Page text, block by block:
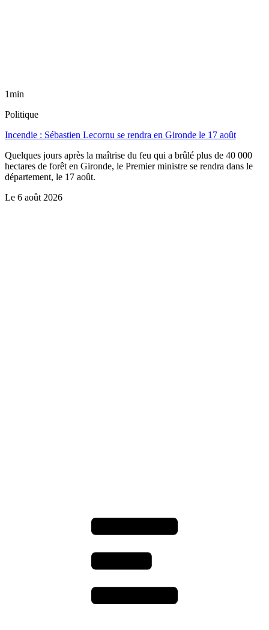
1min
Politique
Incendie : Sébastien Lecornu se rendra en Gironde le 17 août
Quelques jours après la maîtrise du feu qui a brûlé plus de 40 000
hectares de forêt en Gironde, le Premier ministre se rendra dans le
département, le 17 août.
Le 6 août 2026